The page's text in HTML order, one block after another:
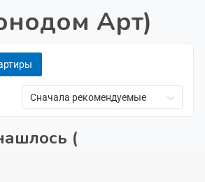
Арт)
Сначала рекомендуемые
(